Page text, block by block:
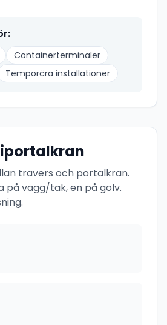
Containerterminaler
Temporära installationer
travers och portalkran.
på vägg/tak, en på golv.